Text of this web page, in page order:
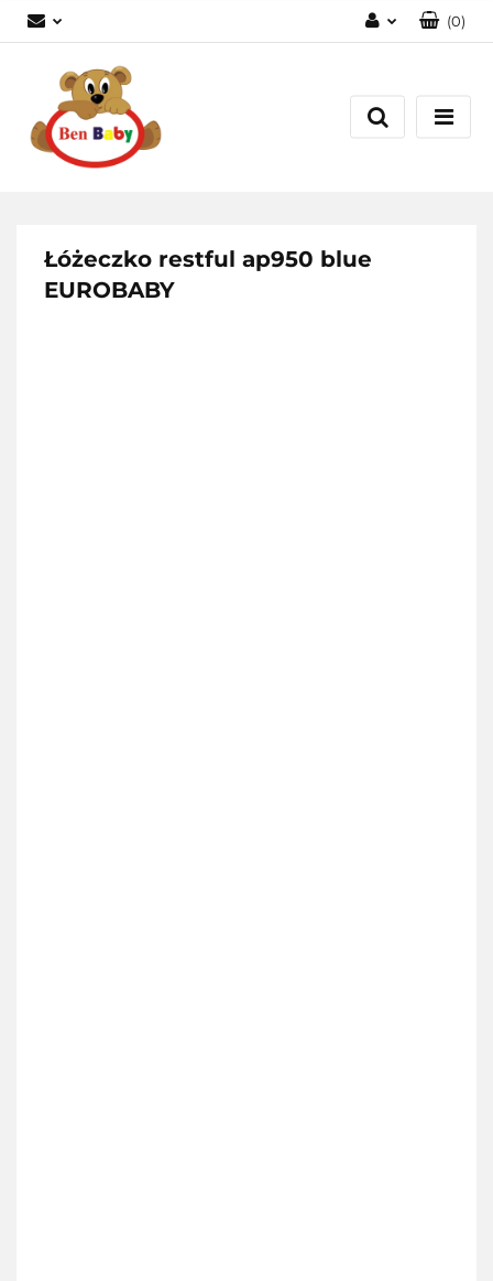
Zarejestruj się
Dodaj zgłoszenie
(0)
Łóżeczko restful ap950 blue
EUROBABY